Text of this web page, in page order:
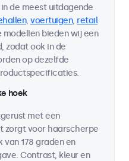
de meest uitdagende
, voertuigen, retail
modellen bieden wij een
zodat ook in de
op dezelfde
hoek
met een
zorgt voor haarscherpe
van 178 graden en
Contrast, kleur en